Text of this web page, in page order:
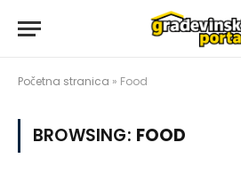
Početna stranica » Food
BROWSING: FOOD